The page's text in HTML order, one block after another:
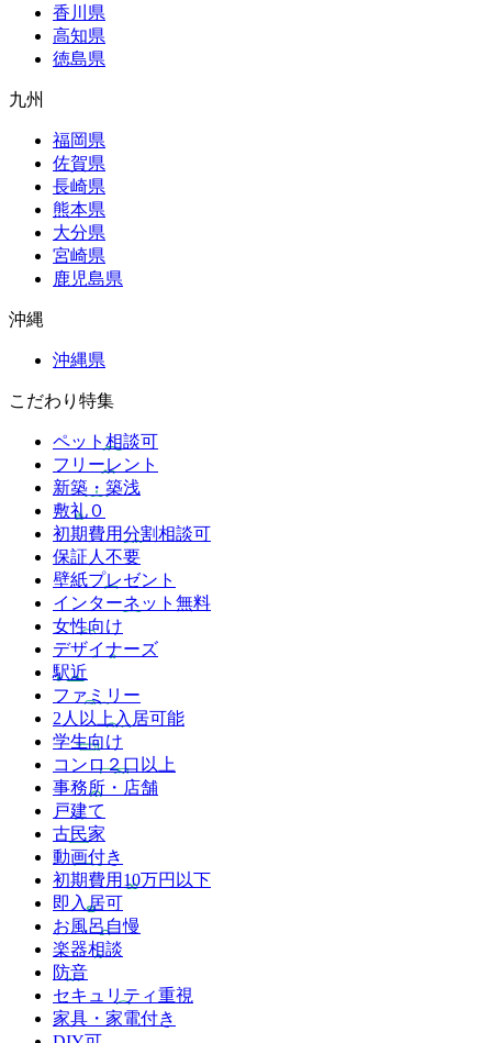
香川県
高知県
徳島県
九州
福岡県
佐賀県
長崎県
熊本県
大分県
宮崎県
鹿児島県
沖縄
沖縄県
こだわり特集
ペット相談可
フリーレント
新築・築浅
敷礼０
初期費用分割相談可
保証人不要
壁紙プレゼント
インターネット無料
女性向け
デザイナーズ
駅近
ファミリー
2人以上入居可能
学生向け
コンロ２口以上
事務所・店舗
戸建て
古民家
動画付き
初期費用10万円以下
即入居可
お風呂自慢
楽器相談
防音
セキュリティ重視
家具・家電付き